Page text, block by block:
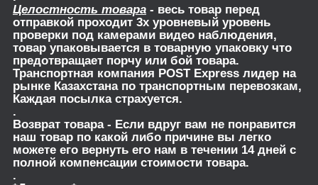
Целостность товара - весь товар перед
отправкой проходит 3х уровневый уровень
проверки под камерами видео наблюдения,
товар упаковывается в товарную упаковку что
предотвращает порчу или бой товара.
Транспортная компания POST Express лидер на
рынке Казахстана по транспортным перевозкам,
Каждая посылка страхуется.
.
Возврат товара- Если вдруг вам не понравится
наш товар по какой либо причине вы легко
можете его вернуть его нам в течении 14 дней с
полной компенсации стоимости товара.
.